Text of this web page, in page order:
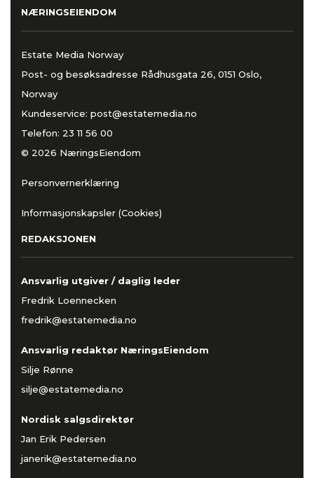
NÆRINGSEIENDOM
Estate Media Norway
Post- og besøksadresse Rådhusgata 26, 0151 Oslo,
Norway
Kundeservice: post@estatemedia.no
Telefon: 23 11 56 00
© 2026 NæringsEiendom
Personvernerklæring
Informasjonskapsler (Cookies)
REDAKSJONEN
Ansvarlig utgiver / daglig leder
Fredrik Loennecken
fredrik@estatemedia.no
Ansvarlig redaktør NæringsEiendom
Silje Rønne
silje@estatemedia.no
Nordisk salgsdirektør
Jan Erik Pedersen
janerik@estatemedia.no